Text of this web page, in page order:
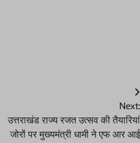
Next:
उत्तराखंड राज्य रजत उत्सव की तैयारियां
जोरों पर मुख्यमंत्री धामी ने एफ आर आई